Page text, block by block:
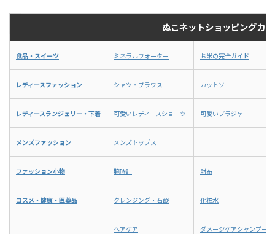
め、健康
ぬこネットショッピングカ
食品・スイーツ ミネラルウォーター お米の完全ガイド
レディースファッション シャツ・ブラウス カットソー
レディースランジェリー・下着 可愛いレディースショーツ 可愛いブラジャー
メンズファッション メンズトップス
ファッション小物 腕時計 財布
コスメ・健康・医薬品 クレンジング・石鹸 化粧水
ヘアケア ダメージケアシャンプー